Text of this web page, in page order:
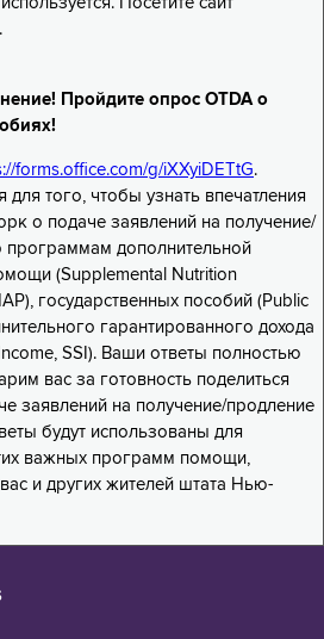
.
Пройдите опрос OTDA о
forms.office.com/g/iXXyiDETtG.
для того, чтобы узнать впечатления
о подаче заявлений на получение/
программам дополнительной
(Supplemental Nutrition
государственных пособий (Public
гарантированного дохода
SSI). Ваши ответы полностью
вас за готовность поделиться
заявлений на получение/продление
будут использованы для
важных программ помощи,
и других жителей штата Нью-